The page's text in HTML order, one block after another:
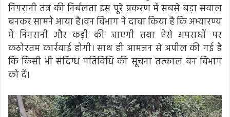
निगरानी तंत्र की निर्बलता इस पूरे प्रकरण में सबसे बड़ा सवाल
बनकर सामने आया है।वन विभाग ने दावा किया है कि अभ्यारण्य
में निगरानी और कड़ी की जाएगी तथा ऐसे अपराधों पर
कठोरतम कार्रवाई होगी। साथ ही आमजन से अपील की गई है
कि किसी भी संदिग्ध गतिविधि की सूचना तत्काल वन विभाग
को दें।